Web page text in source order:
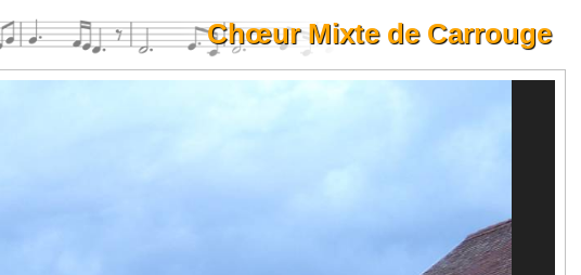
Chœur Mixte de Carrouge